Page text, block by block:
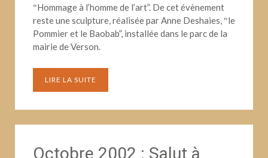
‟Hommage à l’homme de l’art”. De cet évènement
reste une sculpture, réalisée par Anne Deshaies, ‟le
Pommier et le Baobab”, installée dans le parc de la
mairie de Verson.
LIRE LA SUITE
Octobre 2002 : Salut à